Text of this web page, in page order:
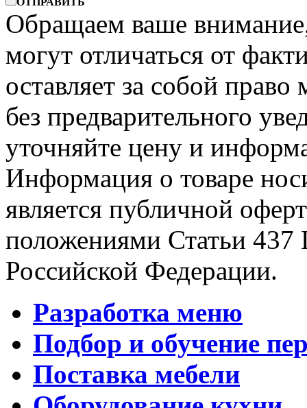
Обращаем ваше
могут отличаться от
оставляет за собой право
без предварительного
уточняйте цену и
Информация о товаре
является публичной
положениями Статьи 437
Российской Федерации.
Разработка меню
Подбор и обучение
Поставка мебели